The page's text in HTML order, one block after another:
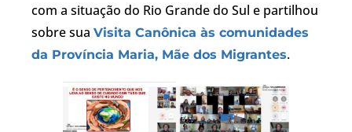
com a situação do Rio Grande do Sul e partilhou
sobre sua Visita Canônica às comunidades
da Província Maria, Mãe dos Migrantes.